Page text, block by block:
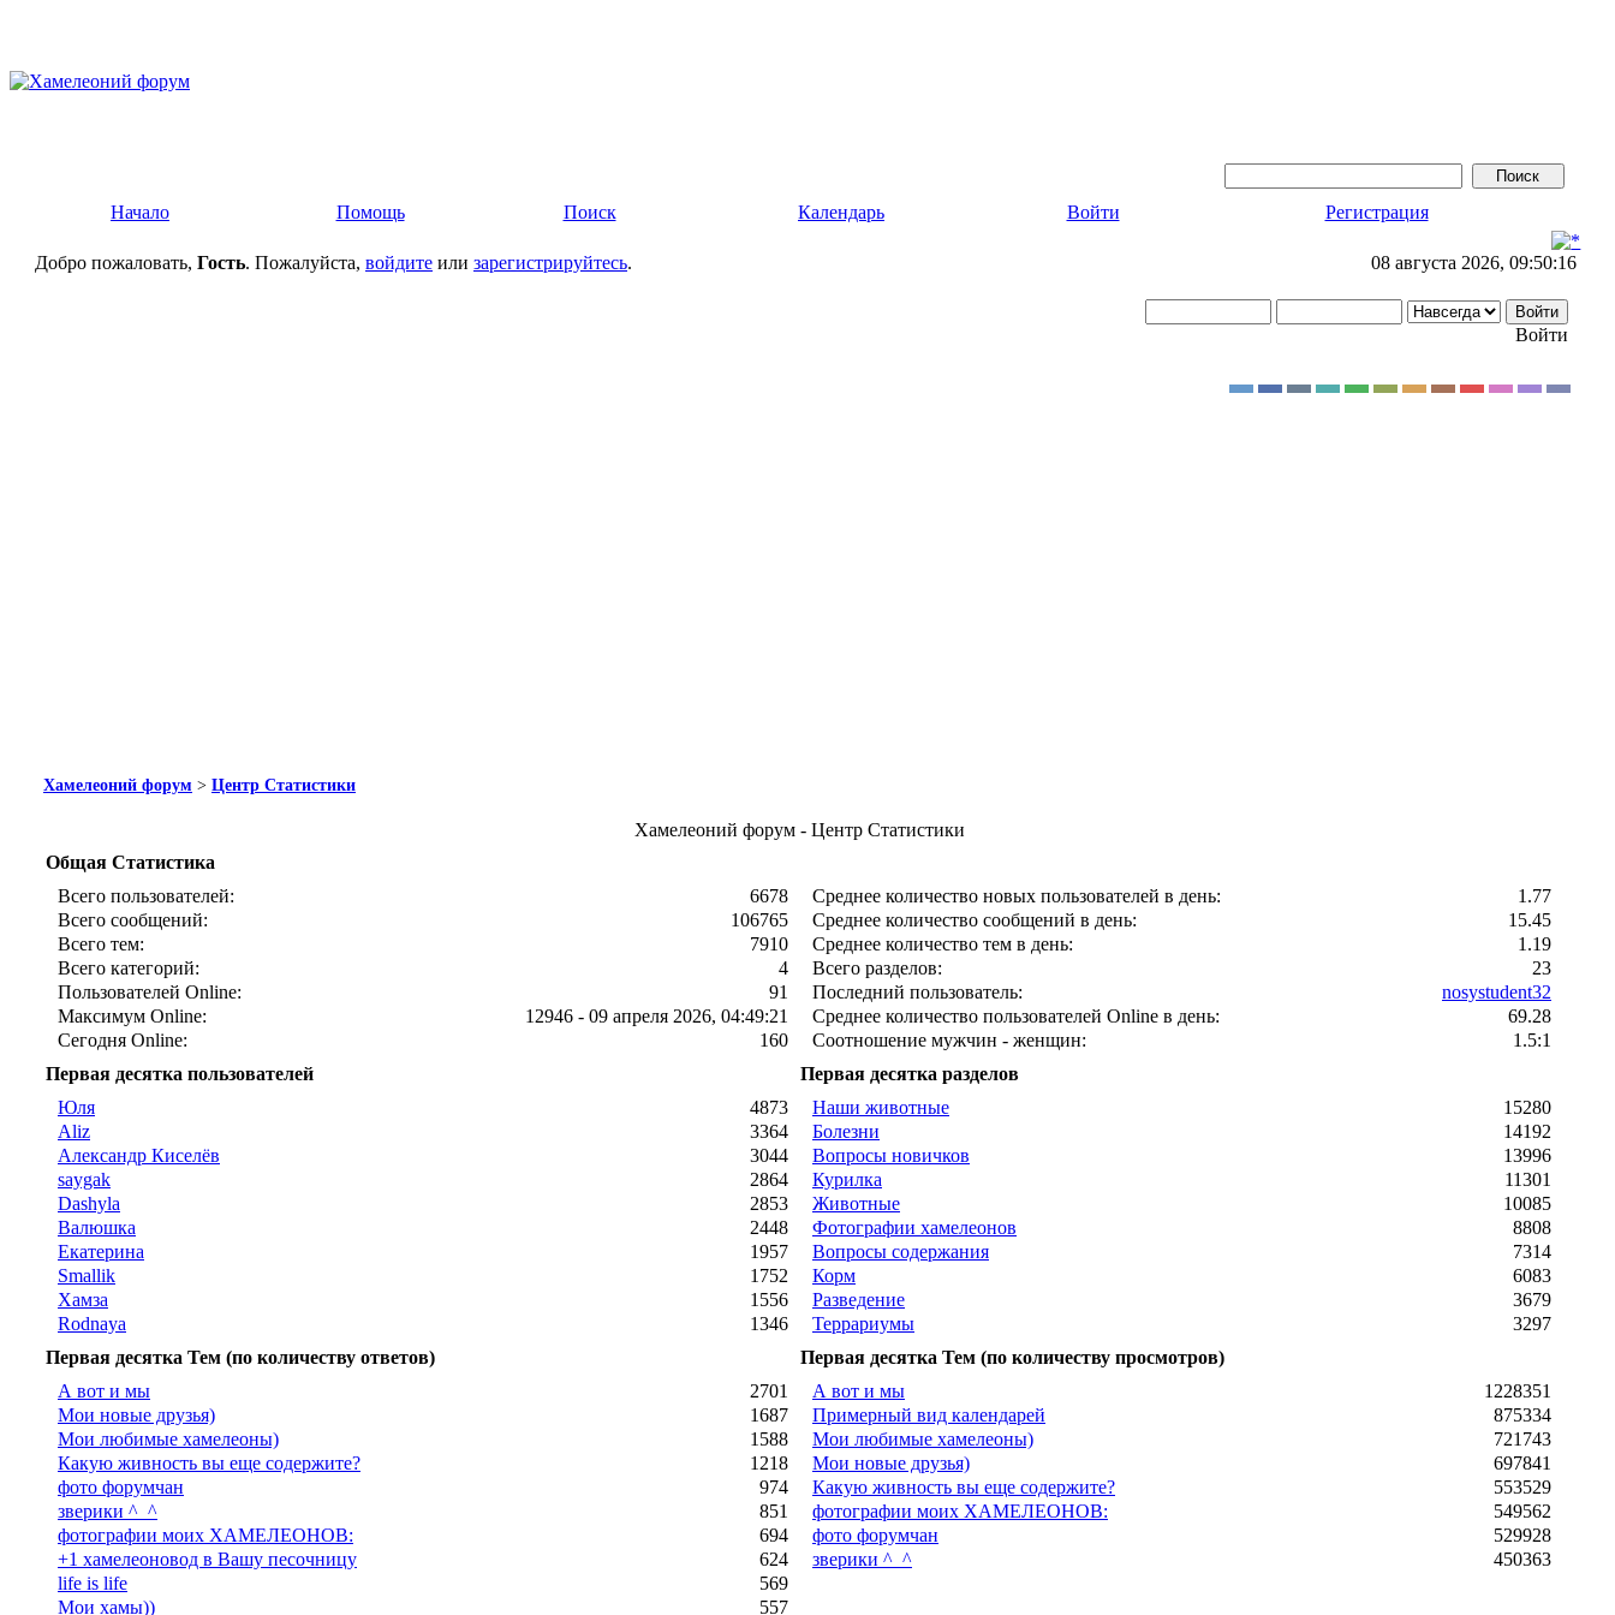
Начало Помощь Поиск Календарь Войти Регистрация
Добро пожаловать, Гость. Пожалуйста, войдите или зарегистрируйтесь. 08 августа 2026, 09:50:16
Войти
Хамелеоний форум > Центр Статистики
Хамелеоний форум - Центр Статистики
Общая Статистика
Всего пользователей:
6678
Всего сообщений:
106765
Всего тем:
7910
Всего категорий:
4
Пользователей Online:
91
Максимум Online:
12946 - 09 апреля 2026, 04:49:21
Сегодня Online:
160
Среднее количество новых пользователей в день:
1.77
Среднее количество сообщений в день:
15.45
Среднее количество тем в день:
1.19
Всего разделов:
23
Последний пользователь:
nosystudent32
Среднее количество пользователей Оnline в день:
69.28
Соотношение мужчин - женщин:
1.5:1
Первая десятка пользователей
Первая десятка разделов
Юля
4873
Aliz
3364
Александр Киселёв
3044
saygak
2864
Dashyla
2853
Валюшка
2448
Екатерина
1957
Smallik
1752
Хамза
1556
Rodnaya
1346
Наши животные
15280
Болезни
14192
Вопросы новичков
13996
Курилка
11301
Животные
10085
Фотографии хамелеонов
8808
Вопросы содержания
7314
Корм
6083
Разведение
3679
Террариумы
3297
Первая десятка Тем (по количеству ответов)
Первая десятка Тем (по количеству просмотров)
А вот и мы
2701
Мои новые друзья)
1687
Мои любимые хамелеоны)
1588
Какую живность вы еще содержите?
1218
фото форумчан
974
зверики ^_^
851
фотографии моих ХАМЕЛЕОНОВ:
694
+1 хамелеоновод в Вашу песочницу
624
life is life
569
Мои хамы))
557
А вот и мы
1228351
Примерный вид календарей
875334
Мои любимые хамелеоны)
721743
Мои новые друзья)
697841
Какую живность вы еще содержите?
553529
фотографии моих ХАМЕЛЕОНОВ:
549562
фото форумчан
529928
зверики ^_^
450363